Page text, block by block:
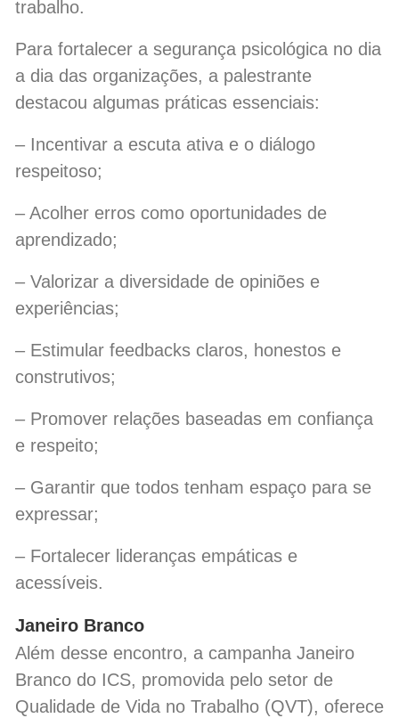
trabalho.
Para fortalecer a segurança psicológica no dia
a dia das organizações, a palestrante
destacou algumas práticas essenciais:
– Incentivar a escuta ativa e o diálogo
respeitoso;
– Acolher erros como oportunidades de
aprendizado;
– Valorizar a diversidade de opiniões e
experiências;
– Estimular feedbacks claros, honestos e
construtivos;
– Promover relações baseadas em confiança
e respeito;
– Garantir que todos tenham espaço para se
expressar;
– Fortalecer lideranças empáticas e
acessíveis.
Janeiro Branco
Além desse encontro, a campanha Janeiro
Branco do ICS, promovida pelo setor de
Qualidade de Vida no Trabalho (QVT), oferece